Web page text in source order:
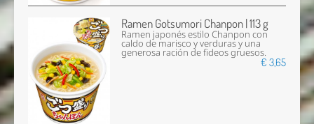
Ramen Gotsumori Chanpon | 113 g
Ramen japonés estilo Chanpon con
caldo de marisco y verduras y una
generosa ración de fideos gruesos.
€ 3,65